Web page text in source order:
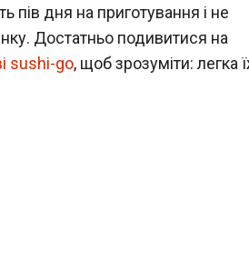
пів дня на приготування і не
Достатньо подивитися на
sushi-go, щоб зрозуміти: легка